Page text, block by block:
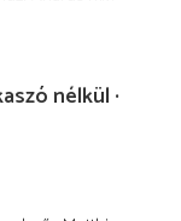
nélkül